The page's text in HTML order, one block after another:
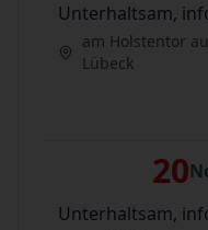
Unterhaltsam,
am Holstentor
Lübeck
20
Unterhaltsam,